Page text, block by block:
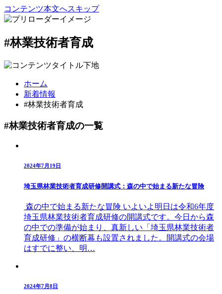
コンテンツ本文へスキップ
#林業技術者育成
ホーム
新着情報
#林業技術者育成
#林業技術者育成の一覧
2024年7月19日
埼玉県林業技術者育成研修開講式：森の中で始まる新たな冒険
森の中で始まる新たな冒険 いよいよ明日は令和6年度
埼玉県林業技術者育成研修の開講式です。今日から森
の中での準備が始まり、真新しい「埼玉県林業技術者
育成研修」の横断幕も設置されました。開講式の会場
はすでに整い、明…
2024年7月8日